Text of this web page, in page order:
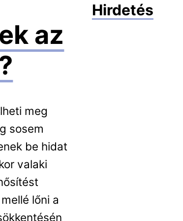
az
meg
sosem
be hidat
valaki
lőni a
Hirdetés